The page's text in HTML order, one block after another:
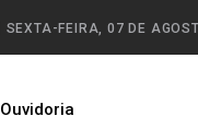
SEXTA-FEIRA, 07 DE
Ouvidoria